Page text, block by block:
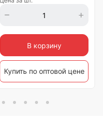
В корзину
Купить по оптовой цене